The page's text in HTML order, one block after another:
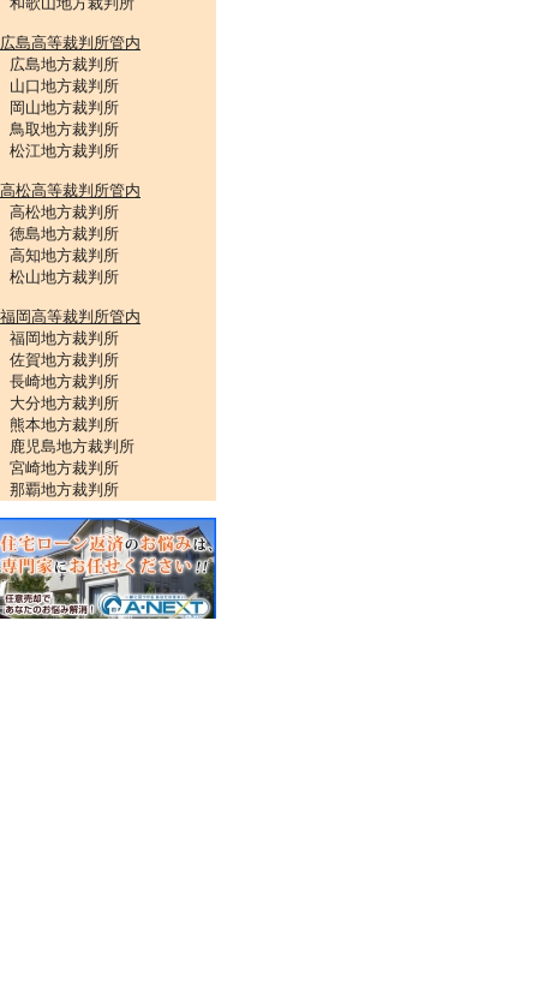
広島高等裁判所管内
広島地方裁判所
山口地方裁判所
岡山地方裁判所
鳥取地方裁判所
松江地方裁判所
高松高等裁判所管内
高松地方裁判所
徳島地方裁判所
高知地方裁判所
松山地方裁判所
福岡高等裁判所管内
福岡地方裁判所
佐賀地方裁判所
長崎地方裁判所
大分地方裁判所
熊本地方裁判所
鹿児島地方裁判所
宮崎地方裁判所
那覇地方裁判所